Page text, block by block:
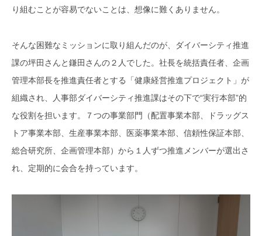
り組むことが容易でないことは、想像に難くありません。
そんな困難なミッションに取り組んだのが、ダイバーシティ推進
課の坪田さんと鎌田さんの２人でした。社長を統括責任者、企画
管理本部長を推進責任者とする「健康経営推進プロジェクト」が
組織され、人事部ダイバーシティ推進課はその下で“実行本部”的
な役割を担います。７つの事業部門（配置事業本部、ドラッグス
トア事業本部、生産事業本部、医薬事業本部、信頼性保証本部、
総合研究所、企画管理本部）から１人ずつ推進メンバーが選出さ
れ、定期的に会合を持っています。